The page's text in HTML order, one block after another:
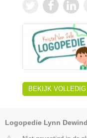
BEKIJK VOLLEDIG
Logopedie Lynn